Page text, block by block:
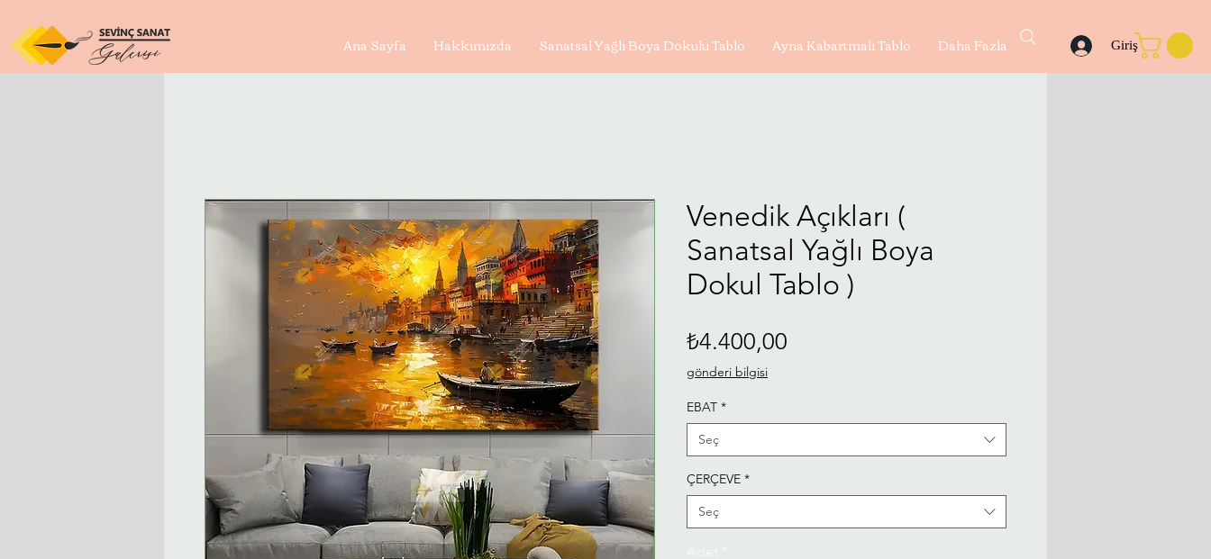
Ana Sayfa Hakkımızda Sanatsal Yağlı Boya Dokulu Tablo Ayna Kabartmalı Tablo Daha Fazla Giriş
Venedik Açıkları (
Sanatsal Yağlı Boya
Dokul Tablo )
₺4.400,00
gönderi bilgisi
EBAT *
Seç
ÇERÇEVE *
Seç